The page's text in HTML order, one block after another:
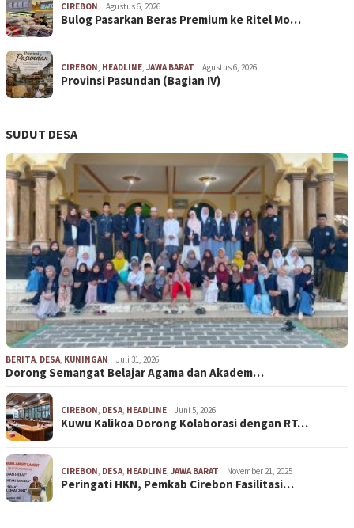
CIREBON Agustus 6, 2026
Bulog Pasarkan Beras Premium ke Ritel Mo…
CIREBON, HEADLINE, JAWA BARAT Agustus 6, 2026
Provinsi Pasundan (Bagian IV)
SUDUT DESA
BERITA, DESA, KUNINGAN Juli 31, 2026
Dorong Semangat Belajar Agama dan Akadem…
CIREBON, DESA, HEADLINE Juni 5, 2026
Kuwu Kalikoa Dorong Kolaborasi dengan RT…
CIREBON, DESA, HEADLINE, JAWA BARAT November 21, 2025
Peringati HKN, Pemkab Cirebon Fasilitasi…